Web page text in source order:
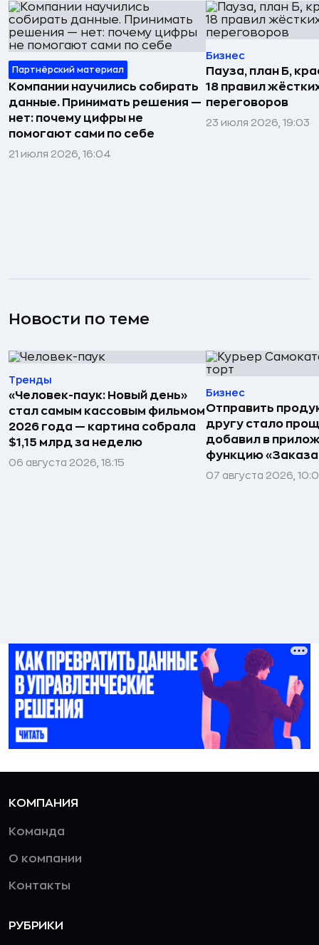
Партнёрский материал
Компании научились собирать
данные. Принимать решения —
нет: почему цифры не
помогают сами по себе
21 июля 2026, 16:04
Бизнес
Пауза, план Б,
18 правил
переговоров
23 июля 2026, 19:03
Новости по теме
Тренды
«Человек-паук: Новый день»
стал самым кассовым фильмом
2026 года — картина собрала
$1,15 млрд за неделю
06 августа 2026, 18:15
Бизнес
Отправить
другу стало
добавил в
функцию
07 августа 2026,
КОМПАНИЯ
Команда
О компании
Контакты
РУБРИКИ